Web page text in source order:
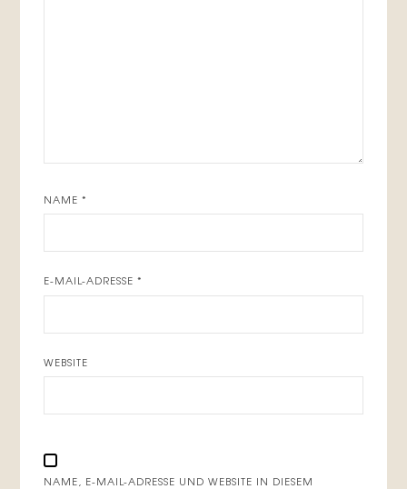
NAME*
E-MAIL-ADRESSE*
WEBSITE
NAME, E-MAIL-ADRESSE UND WEBSITE IN DIESEM